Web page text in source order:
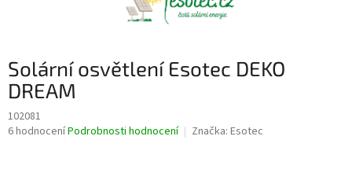
Solární osvětlení Esotec DEKO
DREAM
102081
Průměrné
6 hodnoceníPodrobnosti hodnocení Značka: Esotec